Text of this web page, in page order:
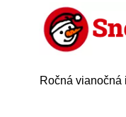
Ročná vianočná